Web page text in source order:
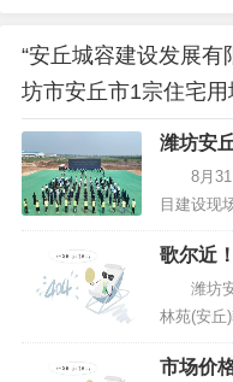
“安丘城容建设发展
坊市安丘市1宗住宅用
潍坊安
能澎湃
8月31
目建设现
项目开工
突破，乘
项目、抓
部方阵”
歌尔近
位！家
潍坊安
林苑(安
装修电梯
佳乐家 青
市场价